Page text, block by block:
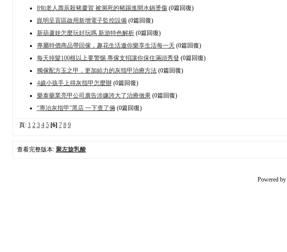
8旬老人壽辰殺豬慶賀 被瀕死的豬踢進開水鍋燙傷(0篇回復)
崑明呈貢區啟用新增電子監控設備(0篇回復)
新葫蘆娃怎麼玩好玩嗎 新游特色解析(0篇回復)
專屬特價商品帶回傢，趣花生活邀你樂享生活每一天 (0篇回復)
每天掉髮100根以上要警惕 專傢支招讓你保住滿頭秀發(0篇回復)
獨傢配方玉之甲，更加給力的灰指甲治療方法(0篇回復)
4歲小孩手上得灰指甲怎麼辦(0篇回復)
樂泰藥業亮甲公司廣告涉嫌誇大了治療傚果(0篇回復)
“專治灰指甲”黑店 一下查了倆(0篇回復)
頁: 1 2 3 4 5 [6] 7 8 9
查看完整版本: 聚左旋乳酸
Powered by